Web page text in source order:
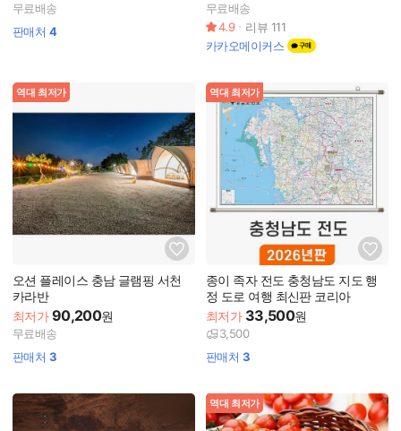
무료배송
판매처 4
무료배송
4.9
리뷰 111
카카오메이커스
역대 최저가
오션 플레이스 충남 글램핑 서천
카라반
최저가 90,200원
무료배송
판매처 3
역대 최저가
종이 족자 전도 충청남도 지도 행
정 도로 여행 최신판 코리아
최저가 33,500원
3,500
판매처 3
역대 최저가